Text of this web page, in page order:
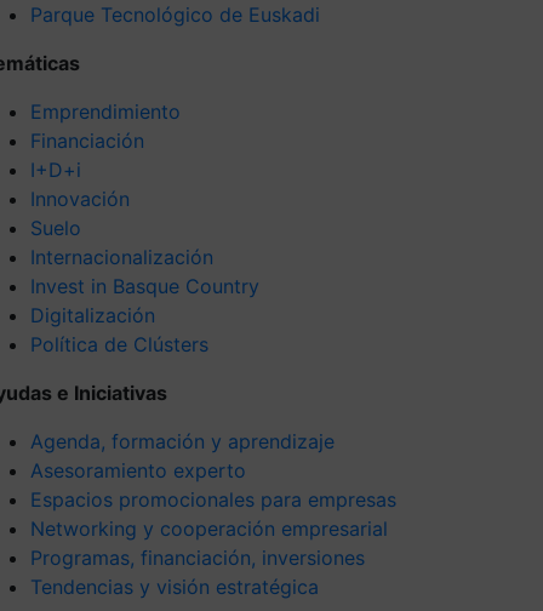
Parque Tecnológico de Euskadi
Emprendimiento
Financiación
I+D+i
Innovación
Suelo
Internacionalización
Invest in Basque Country
Digitalización
Política de Clústers
e Iniciativas
Agenda, formación y aprendizaje
Asesoramiento experto
Espacios promocionales para empresas
Networking y cooperación empresarial
Programas, financiación, inversiones
Tendencias y visión estratégica